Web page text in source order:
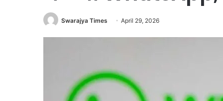
Swarajya Times April 29, 2026